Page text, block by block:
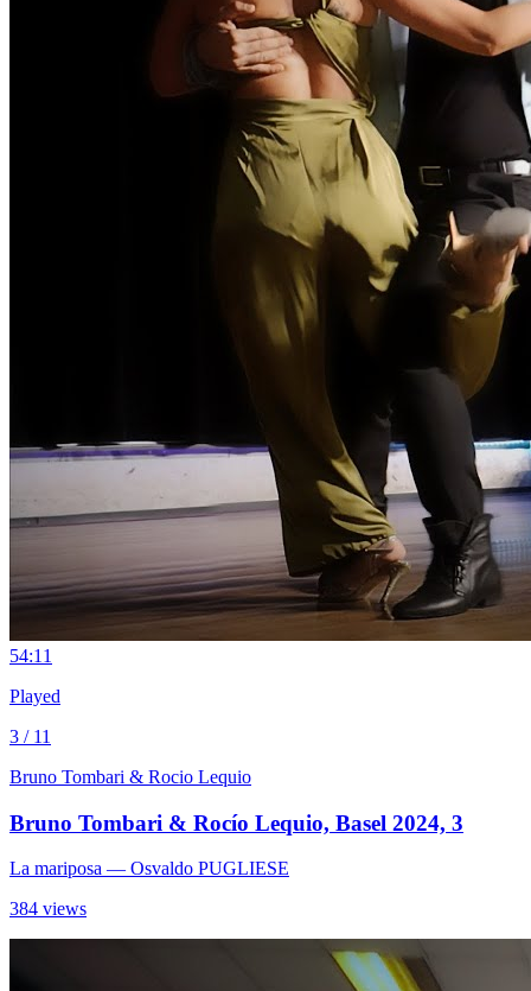
54:11
Played
3 / 11
Bruno Tombari & Rocio Lequio
Bruno Tombari & Rocío Lequio, Basel 2024, 3
La mariposa — Osvaldo PUGLIESE
384 views